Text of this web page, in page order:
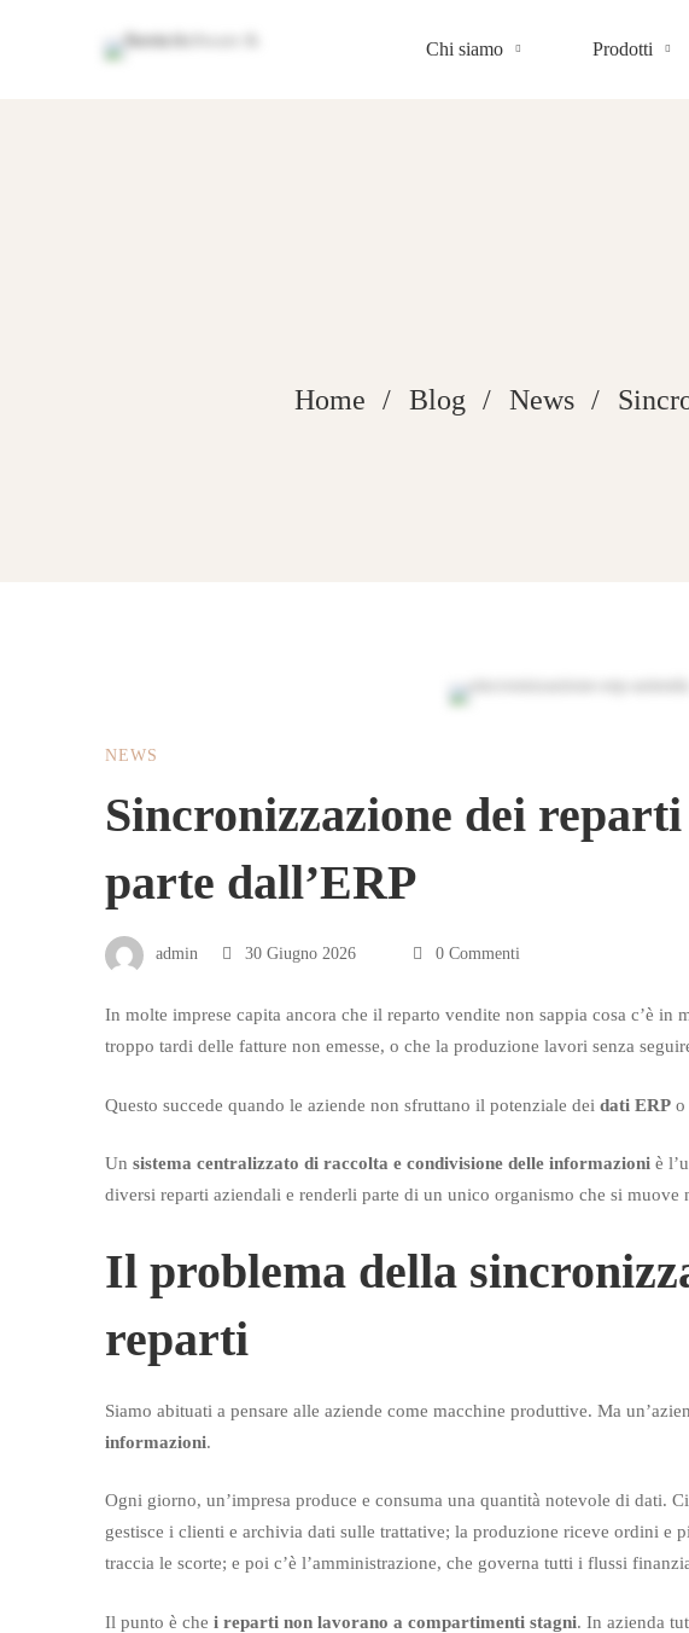
Chi siamo Prodotti
Home Blog News
Sincronizzazione
dei
reparti
in
azienda:
tutto
parte
dall’ERP
NEWS
Sincronizzazione dei
parte dall’ERP
admin 30 Giugno 2026 0 Commenti
In molte imprese capita ancora che il reparto vendite non sappia cosa c’è in
troppo tardi delle fatture non emesse, o che la produzione lavori senza
Questo succede quando le aziende non sfruttano il potenziale dei dati ERP o
Un sistema centralizzato di raccolta e condivisione delle informazioni è
diversi reparti aziendali e renderli parte di un unico organismo che si muove
Il problema della
reparti
Siamo abituati a pensare alle aziende come macchine produttive. Ma
informazioni.
Ogni giorno, un’impresa produce e consuma una quantità notevole di dati.
gestisce i clienti e archivia dati sulle trattative; la produzione riceve ordini e
traccia le scorte; e poi c’è l’amministrazione, che governa tutti i flussi
Il punto è che i reparti non lavorano a compartimenti stagni. In azienda